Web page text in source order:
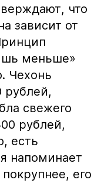
что
зависит от
меньше»
Чехонь
рублей,
свежего
рублей,
есть
напоминает
его